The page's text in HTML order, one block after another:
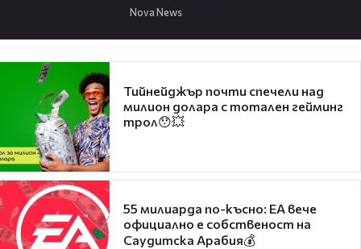
Nova News
Тийнейджър почти спечели над
милион долара с тотален гейминг
трол😯💥
55 милиарда по-късно: EA вече
официално е собственост на
Саудитска Арабия💰